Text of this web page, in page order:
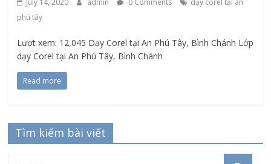
July 14, 2020 admin 0 Comments
dạy corel tại an
phú tây
Lượt xem: 12,045 Dạy Corel tại An Phú Tây, Bình Chánh Lớp
dạy Corel tại An Phú Tây, Bình Chánh
Read more
Tìm kiếm bài viết